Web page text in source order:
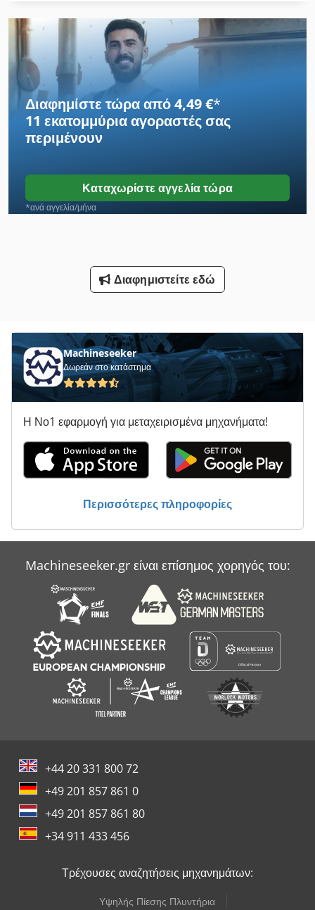
Ιμάντες Μεταφοράς Ζώνης Γούρνα
Καλάθια Μεταφοράς
Κατεψυγμένα Ρυμουλκούμενο
Μεταφορά Κουφωμάτων
Μεταφορά Στηρίγματα
Μεταφοράς
Μεταφορές
Μεταφορές Ραουλόδρομο
Ρυμουλκούμενες Καρότσες
Ρυμουλκό
Στρώνοντας Με Άμμο Φραγμό
Σύστημα Μεταφοράς
Χαμηλό Ρυμουλκούμενο
Διαφημίστε τώρα από 4,49 €*
11 εκατομμύρια αγοραστέςσας
περιμένουν
Καταχωρίστε αγγελία τώρα
*ανά αγγελία/μήνα
Διαφημιστείτε εδώ
Machineseeker
Δωρεάν στο κατάστημα
Η Νο1 εφαρμογή για μεταχειρισμένα μηχανήματα!
Περισσότερες πληροφορίες
Machineseeker.gr είναι επίσημος χορηγός του:
+44 20 331 800 72
+49 201 857 861 0
+49 201 857 861 80
+34 911 433 456
Τρέχουσες αναζητήσεις μηχανημάτων:
Υψηλής Πίεσης Πλυντήρια